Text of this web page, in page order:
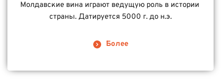
Молдавские вина играют ведущую роль в истории
страны. Датируется 5000 г. до н.э.
Более